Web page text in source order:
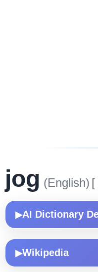
jog (English) [
▶AI Dictionary
▶Wikipedia